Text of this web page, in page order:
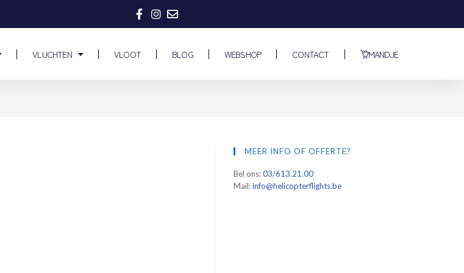
VLUCHTEN VLOOT BLOG WEBSHOP CONTACT MANDJE
MEER INFO OF OFFERTE?
Bel ons:03/613.21.00
Mail:info@helicopterflights.be